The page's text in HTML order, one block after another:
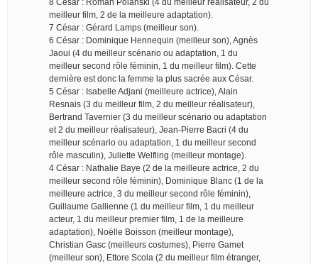
meilleur film, 2 de la meilleure adaptation).
7 César : Gérard Lamps (meilleur son).
6 César : Dominique Hennequin (meilleur son), Agnès
Jaoui (4 du meilleur scénario ou adaptation, 1 du
meilleur second rôle féminin, 1 du meilleur film). Cette
dernière est donc la femme la plus sacrée aux César.
5 César : Isabelle Adjani (meilleure actrice), Alain
Resnais (3 du meilleur film, 2 du meilleur réalisateur),
Bertrand Tavernier (3 du meilleur scénario ou adaptation
et 2 du meilleur réalisateur), Jean-Pierre Bacri (4 du
meilleur scénario ou adaptation, 1 du meilleur second
rôle masculin), Juliette Welfling (meilleur montage).
4 César : Nathalie Baye (2 de la meilleure actrice, 2 du
meilleur second rôle féminin), Dominique Blanc (1 de la
meilleure actrice, 3 du meilleur second rôle féminin),
Guillaume Gallienne (1 du meilleur film, 1 du meilleur
acteur, 1 du meilleur premier film, 1 de la meilleure
adaptation), Noëlle Boisson (meilleur montage),
Christian Gasc (meilleurs costumes), Pierre Gamet
(meilleur son), Ettore Scola (2 du meilleur film étranger,